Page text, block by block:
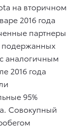
на вторичном
2016 года
партнеры
подержанных
аналогичным
2016 года
95%
Совокупный